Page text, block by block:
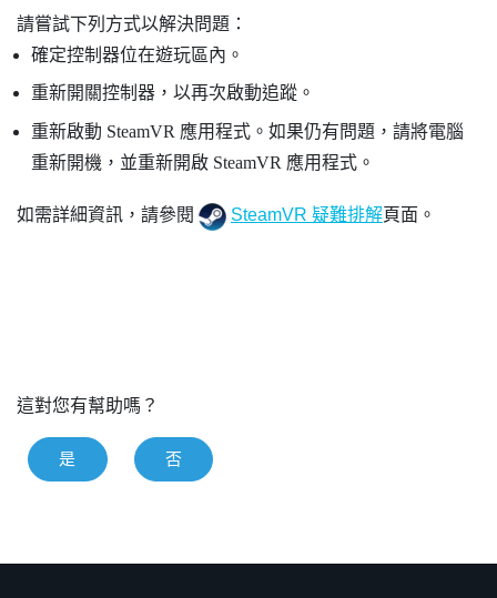
請嘗試下列方式以解決問題：
確定控制器位在遊玩區內。
重新開關控制器，以再次啟動追蹤。
重新啟動 SteamVR 應用程式。如果仍有問題，請將電腦
重新開機，並重新開啟 SteamVR 應用程式。
如需詳細資訊，請參閱 SteamVR 疑難排解頁面。
這對您有幫助嗎？
是 否